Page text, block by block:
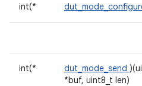
int(*
int(* dut_mode_send
*buf, uint8_t len)